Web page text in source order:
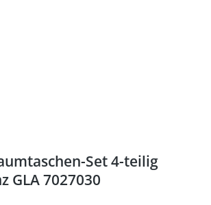
Set 4-teilig
GLA 7027030